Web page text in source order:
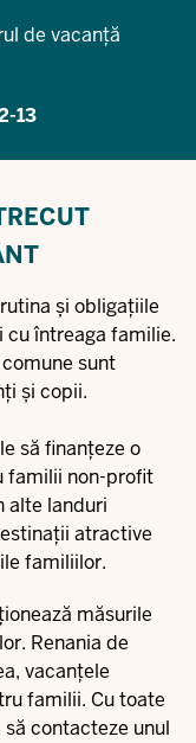
de vacanță
13
și obligațiile
cu întreaga familie.
sunt
și copii.
să finanțeze o
familii non-profit
alte landuri
atractive
familiilor.
măsurile
Renania de
vacanțele
familii. Cu toate
contacteze unul